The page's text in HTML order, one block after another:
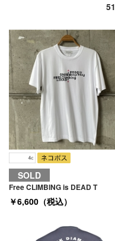
51
SOLD
Free CLIMBING is DEAD T
￥6,600（税込）